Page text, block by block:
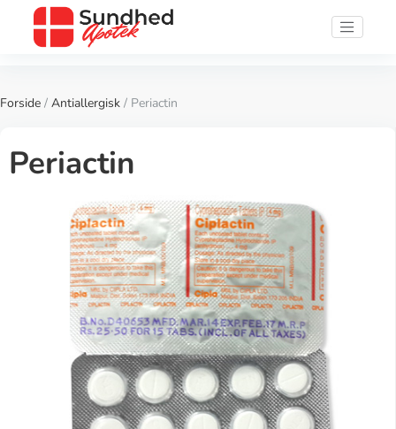
Forside / Antiallergisk / Periactin
Periactin